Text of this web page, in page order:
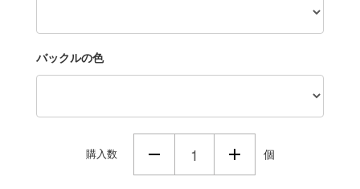
バックルの色
購入数 個